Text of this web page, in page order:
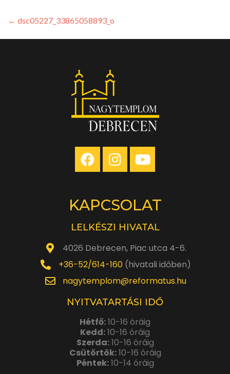
← dsc05227_33865058893_o
KAPCSOLAT
LELKÉSZI HIVATAL
4026 Debrecen, Piac utca 4-6.
+36-52/614-160(hivatali időben)
nagytemplom@reformatus.hu
NYITVATARTÁSI IDŐ
Hétfő:10-16 óráig
Kedd:10-16 óráig
Szerda:10-16 óráig
Csütörtök:10-16 óráig
Péntek:10-14 óráig